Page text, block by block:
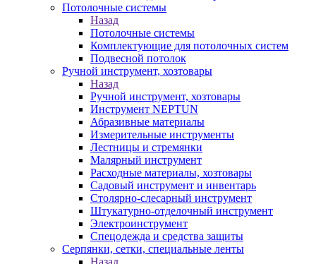
Потолочные системы
Назад
Потолочные системы
Комплектующие для потолочных систем
Подвесной потолок
Ручной инструмент, хозтовары
Назад
Ручной инструмент, хозтовары
Инструмент NEPTUN
Абразивные материалы
Измерительные инструменты
Лестницы и стремянки
Малярный инструмент
Расходные материалы, хозтовары
Садовый инструмент и инвентарь
Столярно-слесарный инструмент
Штукатурно-отделочный инструмент
Электроинструмент
Спецодежда и средства защиты
Серпянки, сетки, специальные ленты
Назад